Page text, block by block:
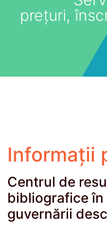
prețuri,
Informații
Centrul de
bibliografice în
guvernării